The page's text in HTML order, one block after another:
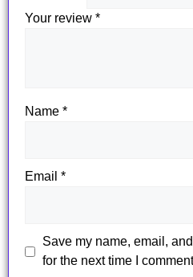
Your review *
Name *
Email *
Save my name, email,
for the next time I